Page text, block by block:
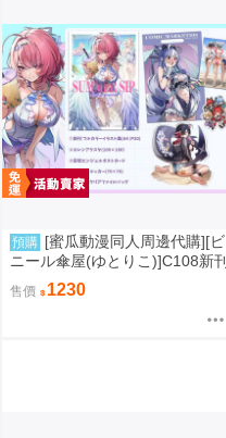
預購 [蜜瓜動漫同人周邊代購][ビ
ニール傘屋(ゆとりこ)]C108新刊
セット【ビニール傘屋】(絕區零)
(同人誌)
售價 1230